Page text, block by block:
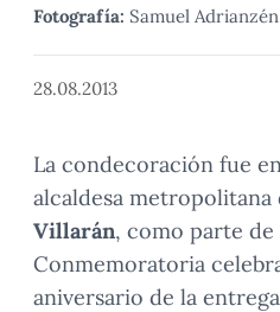
Fotografía: Samuel Adrianzén
28.08.2013
La condecoración fue
alcaldesa metropolitana
Villarán, como parte de
Conmemoratoria
aniversario de la